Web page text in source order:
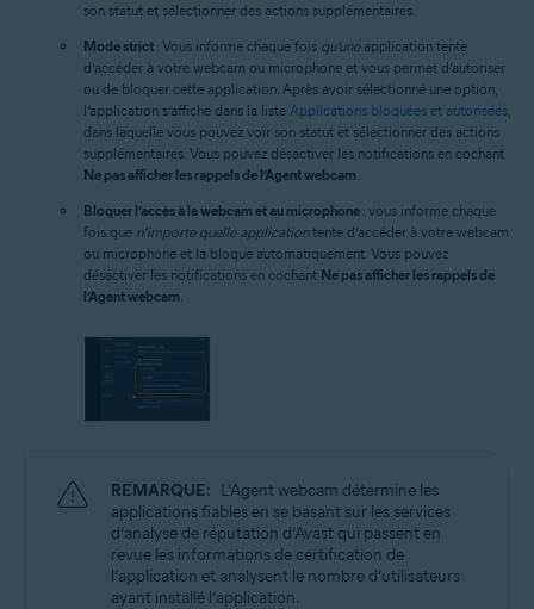
son statut et sélectionner des actions supplémentaires.
Mode strict : Vous informe chaque fois qu’uneapplication tente
d’accéder à votre webcam ou microphone et vous permet d’autoriser
ou de bloquer cette application. Après avoir sélectionné une option,
l’application s’affiche dans la liste Applications bloquées et autorisées
dans laquelle vous pouvez voir son statut et sélectionner des actions
supplémentaires. Vous pouvez désactiver les notifications en cochant
Ne pas afficher les rappels de l’Agent webcam
Bloquer l’accès à la webcam et au microphone : vous informe chaque
fois que n’importe quelle applicationtente d’accéder à votre webcam
ou microphone et la bloque automatiquement. Vous pouvez
désactiver les notifications en cochant Ne pas afficher les rappels de
l’Agent webcam
REMARQUE: L’Agent webcam détermine les
applications fiables en se basant sur les services
d’analyse de réputation d’Avast qui passent en
revue les informations de certification de
l’application et analysent le nombre d’utilisateurs
ayant installé l’application.